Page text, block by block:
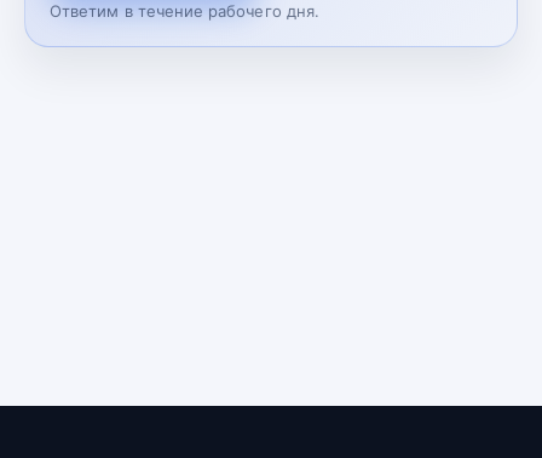
Ответим в течение рабочего дня.